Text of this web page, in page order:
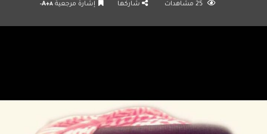
25 مشاهدات شاركها إشارة مرجعية A+A-